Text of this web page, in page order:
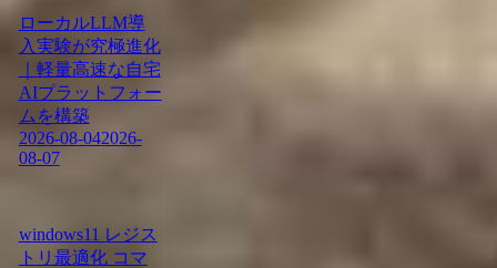
ローカルLLM導
入実験が究極進化
｜軽量高速な自宅
AIプラットフォー
ムを構築
2026-08-042026-
08-07
windows11 レジス
トリ最適化 コマ